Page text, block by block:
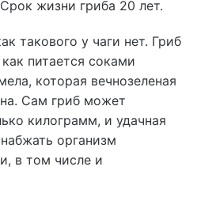
жизни гриба 20 лет.
такового у чаги нет. Гриб
питается соками
которая вечнозеленая
Сам гриб может
килограмм, и удачная
организм
в том числе и